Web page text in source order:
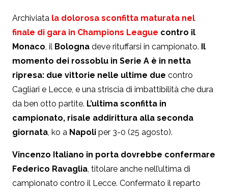
Archiviata la dolorosa sconfitta maturata nel
finale di gara in Champions League contro il
Monaco, il Bologna deve rituffarsi in campionato. Il
momento dei rossoblu in Serie A è in netta
ripresa: due vittorie nelle ultime due contro
Cagliari e Lecce, e una striscia di imbattibilità che dura
da ben otto partite. L’ultima sconfitta in
campionato, risale addirittura alla seconda
giornata, ko a Napoli per 3-0 (25 agosto).
Vincenzo Italiano in porta dovrebbe confermare
Federico Ravaglia, titolare anche nell’ultima di
campionato contro il Lecce. Confermato il reparto